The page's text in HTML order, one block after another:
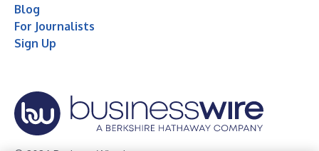
Blog
For Journalists
Sign Up